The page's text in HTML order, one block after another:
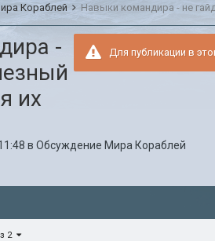
Кораблей Навыки командира - не
Для публикации в
-
их
вОбсуждение Мира Кораблей
2